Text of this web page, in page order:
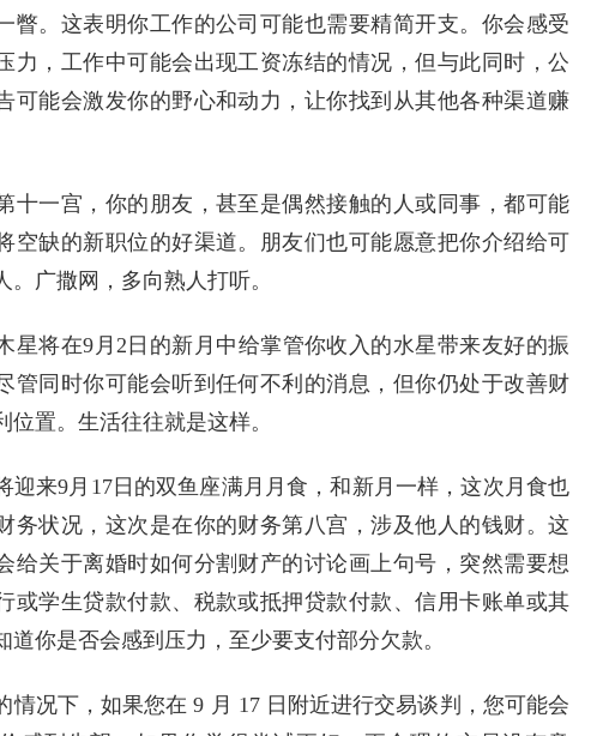
瞥。这表明你工作的公司可能也需要精简开支。你会感受
力，工作中可能会出现工资冻结的情况，但与此同时，公
可能会激发你的野心和动力，让你找到从其他各种渠道赚
十一宫，你的朋友，甚至是偶然接触的人或同事，都可能
空缺的新职位的好渠道。朋友们也可能愿意把你介绍给可
。广撒网，多向熟人打听。
星将在9月2日的新月中给掌管你收入的水星带来友好的振
管同时你可能会听到任何不利的消息，但你仍处于改善财
位置。生活往往就是这样。
迎来9月17日的双鱼座满月月食，和新月一样，这次月食也
务状况，这次是在你的财务第八宫，涉及他人的钱财。这
给关于离婚时如何分割财产的讨论画上句号，突然需要想
或学生贷款付款、税款或抵押贷款付款、信用卡账单或其
道你是否会感到压力，至少要支付部分欠款。
情况下，如果您在 9 月 17 日附近进行交易谈判，您可能会